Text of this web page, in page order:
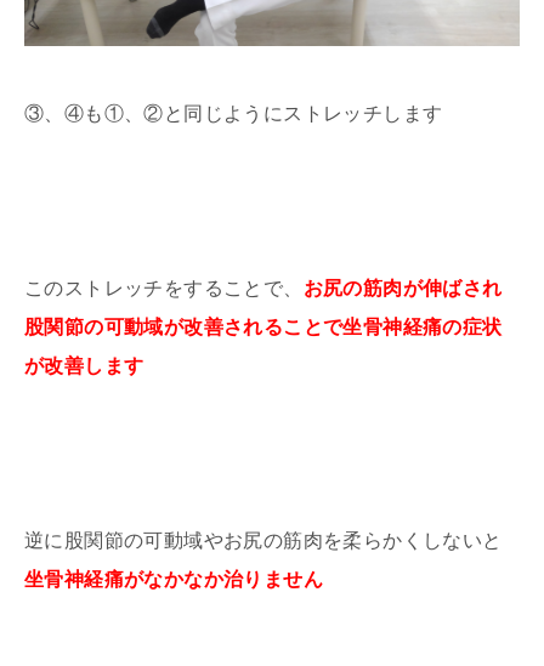
③、④も①、②と同じようにストレッチします
このストレッチをすることで、 お尻の筋肉が伸ばされ
股関節の可動域が改善されることで坐骨神経痛の症状
が改善します
逆に股関節の可動域やお尻の筋肉を柔らかくしないと
坐骨神経痛がなかなか治りません